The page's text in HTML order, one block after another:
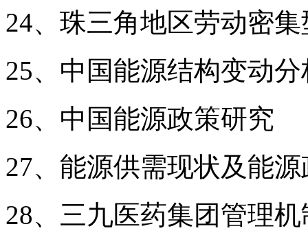
24、珠三角地区劳动密
25、中国能源结构变动分
26、中国能源政策研究
27、能源供需现状及能
28、三九医药集团管理